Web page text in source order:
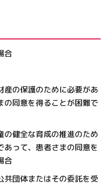
合
産の保護のために必要があ
の同意を得ることが困難で
の健全な育成の推進のため
あって、患者さまの同意を
合
共団体またはその委託を受